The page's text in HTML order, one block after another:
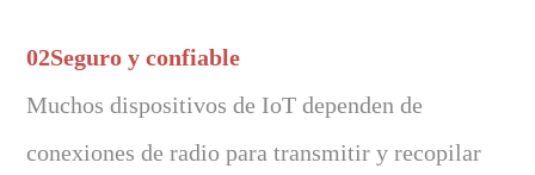
02Seguro y confiable
Muchos dispositivos de IoT dependen de
conexiones de radio para transmitir y recopilar